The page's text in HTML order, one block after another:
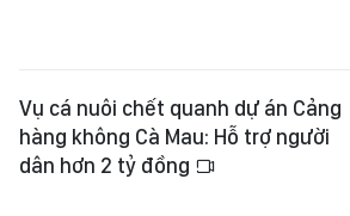
Vụ cá nuôi chết quanh dự án Cảng
hàng không Cà Mau: Hỗ trợ người
dân hơn 2 tỷ đồng